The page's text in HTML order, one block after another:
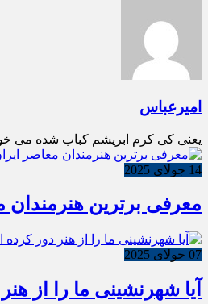
امیرعباس
یعنی کی کرم ابریشم کباب شده می
14 جولای 2025
معرفی برترین هنرمندان
07 جولای 2025
آیا شهرنشینی ما را از